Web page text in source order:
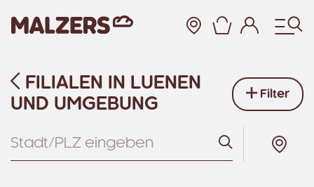
Zum Hauptinhalt
FILIALEN IN LUENEN
UND UMGEBUNG
Filter
Suchen